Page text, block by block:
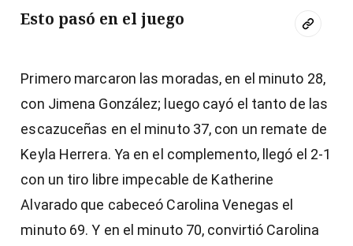
Esto pasó en el juego
Primero marcaron las moradas, en el minuto 28,
con Jimena González; luego cayó el tanto de las
escazuceñas en el minuto 37, con un remate de
Keyla Herrera. Ya en el complemento, llegó el 2-1
con un tiro libre impecable de Katherine
Alvarado que cabeceó Carolina Venegas el
minuto 69. Y en el minuto 70, convirtió Carolina